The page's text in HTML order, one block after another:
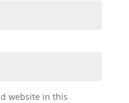
website in this